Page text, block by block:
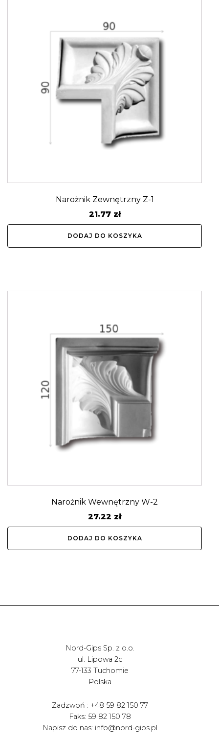
Narożnik Zewnętrzny Z-1
21.77 zł
DODAJ DO KOSZYKA
Narożnik Wewnętrzny W-2
27.22 zł
DODAJ DO KOSZYKA
Nord-Gips Sp. z o.o.
ul. Lipowa 2c
77-133 Tuchomie
Polska
Zadzwoń : +48 59 82 150 77
Faks: 59 82 150 78
Napisz do nas: info@nord-gips.pl